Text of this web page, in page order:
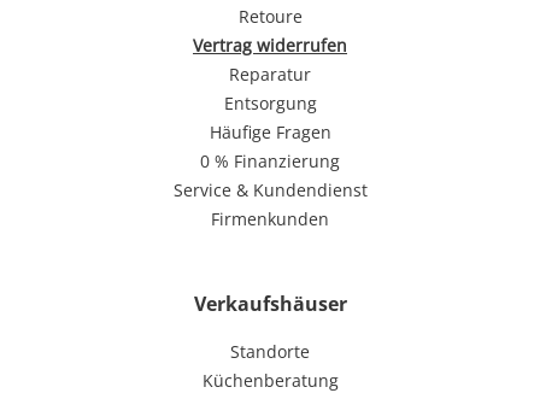
Retoure
Vertrag widerrufen
Reparatur
Entsorgung
Häufige Fragen
0 % Finanzierung
Service & Kundendienst
Firmenkunden
Verkaufshäuser
Standorte
Küchenberatung